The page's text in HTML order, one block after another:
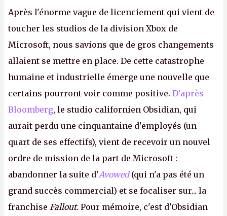
Après l'énorme vague de licenciement qui vient de
toucher les studios de la division Xbox de
Microsoft, nous savions que de gros changements
allaient se mettre en place. De cette catastrophe
humaine et industrielle émerge une nouvelle que
certains pourront voir comme positive. D'après
Bloomberg, le studio californien Obsidian, qui
aurait perdu une cinquantaine d'employés (un
quart de ses effectifs), vient de recevoir un nouvel
ordre de mission de la part de Microsoft :
abandonner la suite d'Avowed(qui n'a pas été un
grand succès commercial) et se focaliser sur... la
franchise Fallout. Pour mémoire, c'est d'Obsidian